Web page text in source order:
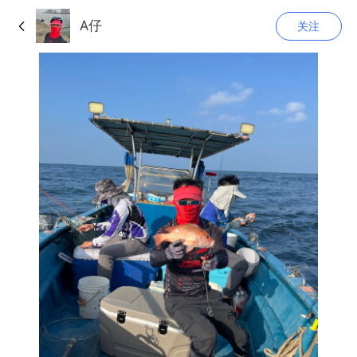
A仔 关注